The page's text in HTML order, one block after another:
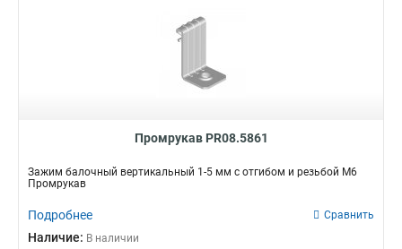
Промрукав PR08.5861
Зажим балочный вертикальный 1-5 мм с отгибом и резьбой М6
Промрукав
Подробнее Сравнить
Наличие: В наличии